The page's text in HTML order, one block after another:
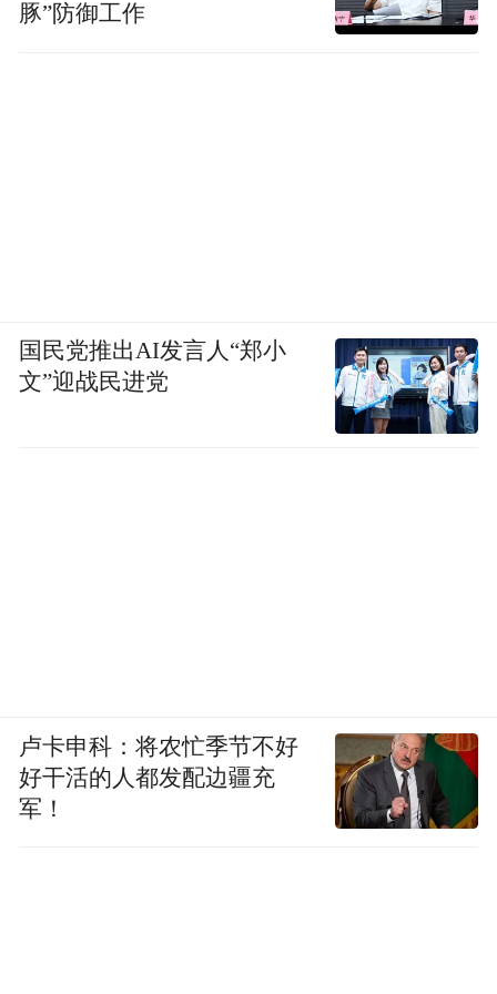
豚”防御工作
国民党推出AI发言人“郑小
文”迎战民进党
卢卡申科：将农忙季节不好
好干活的人都发配边疆充
军！